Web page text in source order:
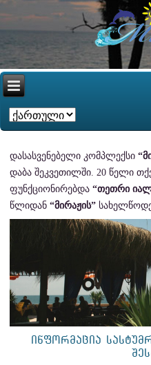
დასასვენებელი კომპლექსი
დაბა შეკვეთილში. 20 წელი
ფუნქციონირებდა“თეთრი
წლიდან“მირაჟის”
ᲘᲜᲤᲝᲠᲛᲐᲪᲘᲐ